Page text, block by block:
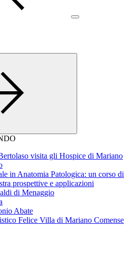
visita gli Hospice di Mariano
in Anatomia Patologica: un corso di
prospettive e applicazioni
di Menaggio
Abate
Felice Villa di Mariano Comense